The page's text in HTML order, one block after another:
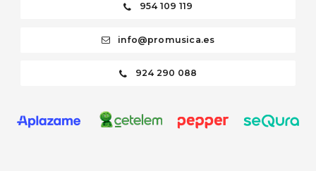
954 109 119
info@promusica.es
924 290 088